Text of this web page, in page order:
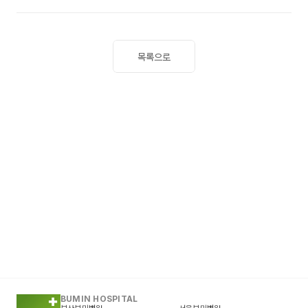
목록으로
BUMIN HOSPITAL